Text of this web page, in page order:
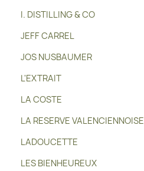
I. DISTILLING & CO
JEFF CARREL
JOS NUSBAUMER
L'EXTRAIT
LA COSTE
LA RESERVE VALENCIENNOISE
LADOUCETTE
LES BIENHEUREUX